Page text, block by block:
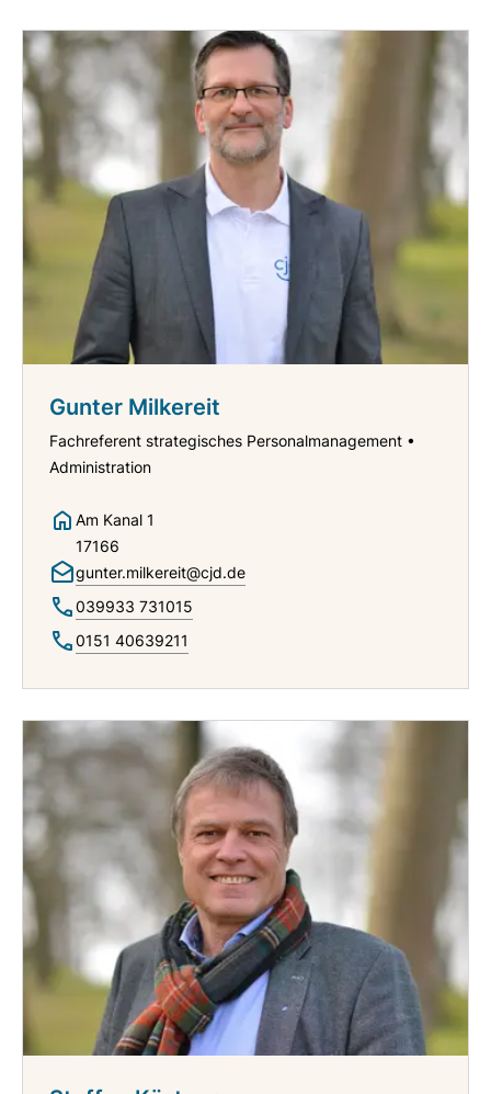
Gunter Milkereit
Fachreferent strategisches Personalmanagement •
Administration
Am Kanal 1
17166
gunter.milkereit@cjd.de
039933 731015
0151 40639211